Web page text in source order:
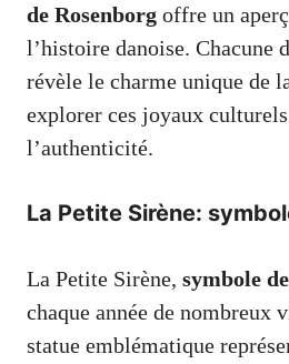
de Rosenborg offre un
l’histoire danoise. Chacune
révèle le charme unique de
explorer ces joyaux
l’authenticité.
La Petite Sirène:
La Petite Sirène, symbole
chaque année de nombreux
statue emblématique